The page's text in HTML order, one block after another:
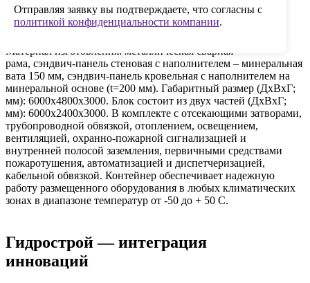
3. Металлокаркасный блок-бокс (1-я степень
огнестойкости)
Материал изготовления: металлическая сварная
рама, сэндвич-панель стеновая с наполнителем – минеральная
вата 150 мм, сэндвич-панель кровельная с наполнителем на
минеральной основе (t=200 мм). Габаритный размер (ДхВхГ;
мм): 6000х4800х3000. Блок состоит из двух частей (ДхВхГ;
мм): 6000х2400х3000. В комплекте с отсекающими затворами,
трубопроводной обвязкой, отоплением, освещением,
вентиляцией, охранно-пожарной сигнализацией и
внутренней полосой заземления, первичными средствами
пожаротушения, автоматизацией и диспетчеризацией,
кабельной обвязкой. Контейнер обеспечивает надежную
работу размещенного оборудования в любых климатических
зонах в диапазоне температур от -50 до + 50 С.
Гидрострой — интеграция
инноваций
Отправляя заявку вы подтверждаете, что согласны с
политикой конфиденциальности компании.